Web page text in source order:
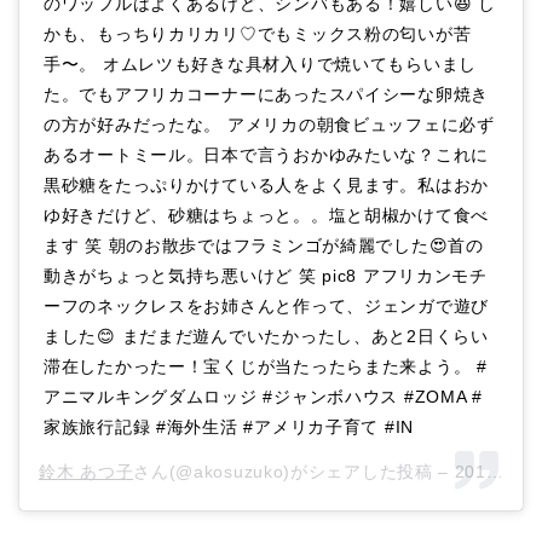
のワッフルはよくあるけど、シンバもある！嬉しい😆 し
かも、もっちりカリカリ♡でもミックス粉の匂いが苦
手〜。 オムレツも好きな具材入りで焼いてもらいまし
た。でもアフリカコーナーにあったスパイシーな卵焼き
の方が好みだったな。 アメリカの朝食ビュッフェに必ず
あるオートミール。日本で言うおかゆみたいな？これに
黒砂糖をたっぷりかけている人をよく見ます。私はおか
ゆ好きだけど、砂糖はちょっと。。塩と胡椒かけて食べ
ます 笑 朝のお散歩ではフラミンゴが綺麗でした😍首の
動きがちょっと気持ち悪いけど 笑 pic8 アフリカンモチ
ーフのネックレスをお姉さんと作って、ジェンガで遊び
ました😊 まだまだ遊んでいたかったし、あと2日くらい
滞在したかったー！宝くじが当たったらまた来よう。 #
アニマルキングダムロッジ #ジャンボハウス #ZOMA #
家族旅行記録 #海外生活 #アメリカ子育て #IN
鈴木 あつ子さん(@akosuzuko)がシェアした投稿 – 2018年12月月30日午後1時15分PST